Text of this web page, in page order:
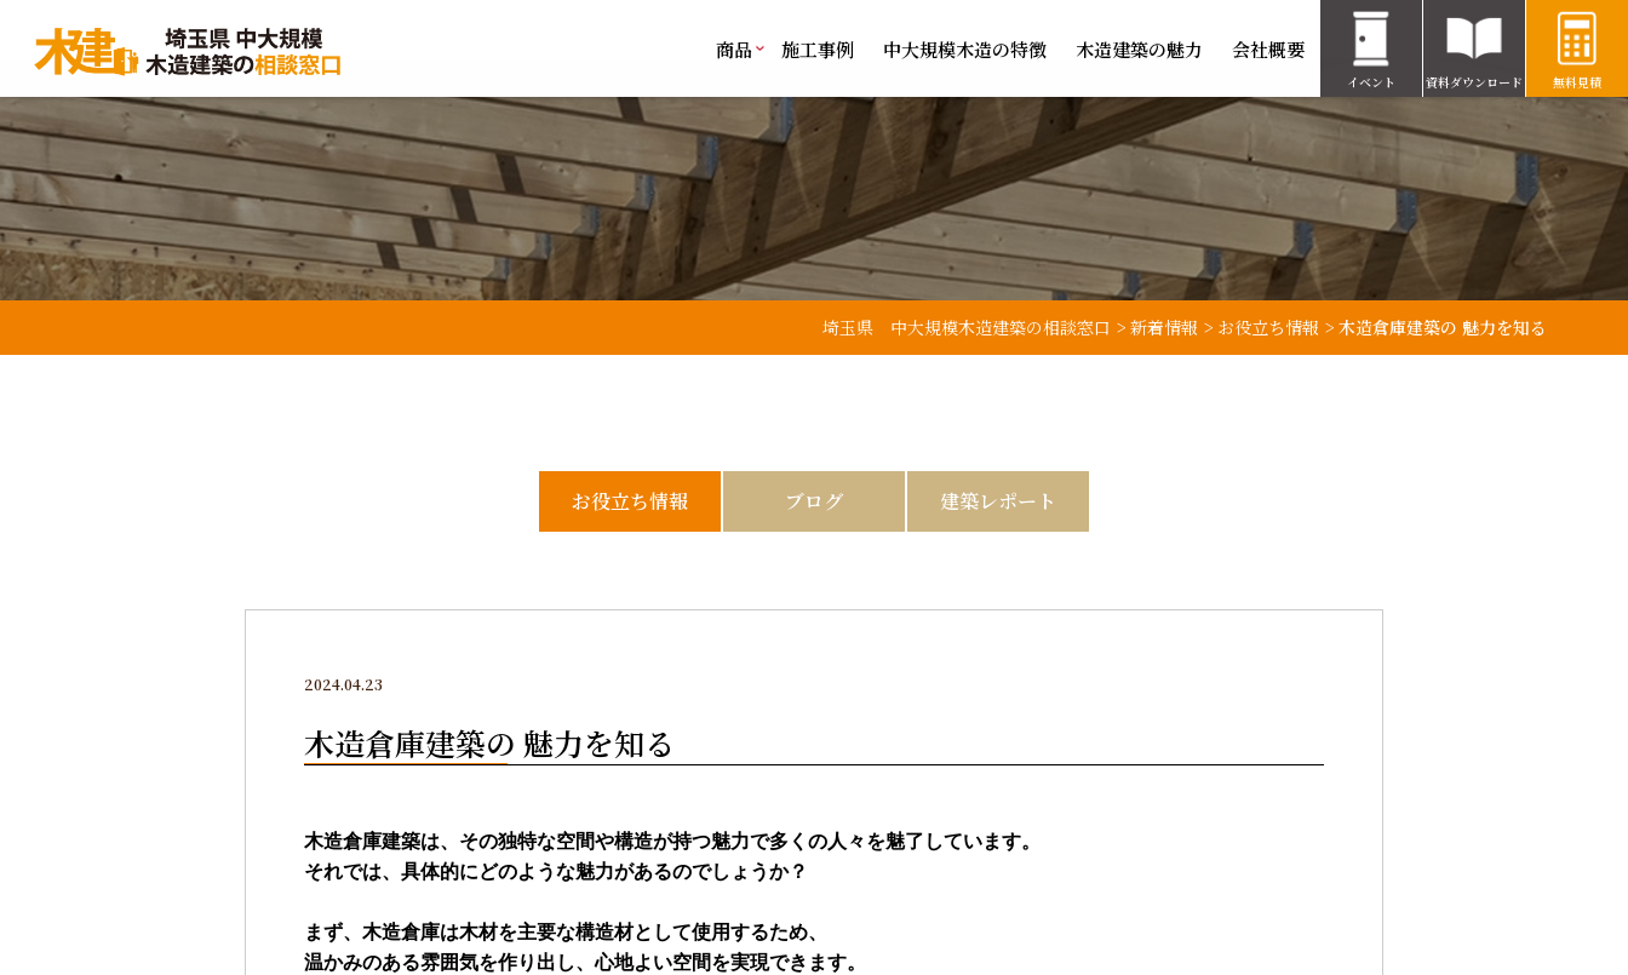
商品 施工事例 中大規模木造の特徴 木造建築の魅力 会社概要
イベント 資料ダウンロード 無料見積
埼玉県 中大規模木造建築の相談窓口 > 新着情報 > お役立ち情報 > 木造倉庫建築の 魅力を知る
お役立ち情報 ブログ 建築レポート
2024.04.23
木造倉庫建築の 魅力を知る
木造倉庫建築は、その独特な空間や構造が持つ魅力で多くの人々を魅了しています。
それでは、具体的にどのような魅力があるのでしょうか？
まず、木造倉庫は木材を主要な構造材として使用するため、
温かみのある雰囲気を作り出し、心地よい空間を実現できます。